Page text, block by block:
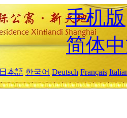
手机版
简体
日本語 한국어 Deutsch Français